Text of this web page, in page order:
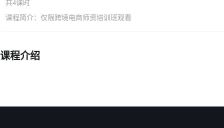
共4课时
课程简介：仅限跨境电商师资培训班观看
课程介绍